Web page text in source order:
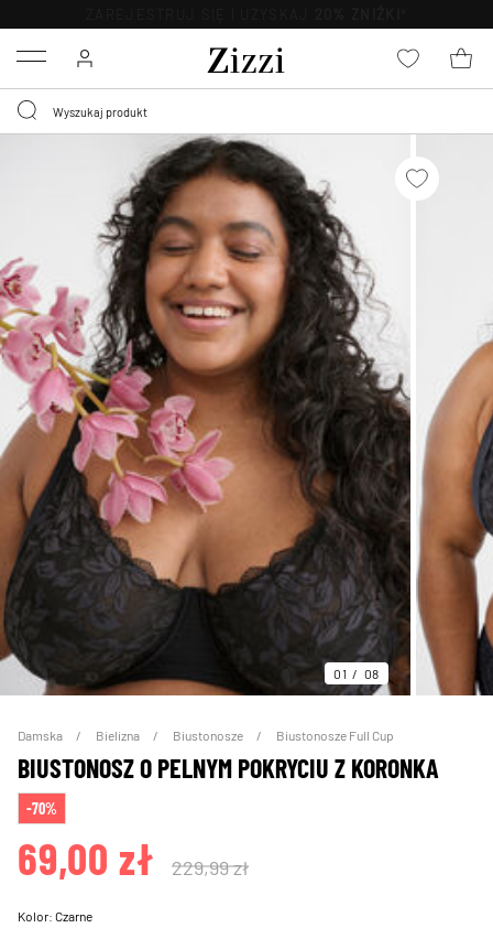
Menu
01 08
Damska Bielizna Biustonosze Biustonosze Full Cup
BIUSTONOSZ O PELNYM POKRYCIU Z KORONKA
-70%
69,00 zł 229,99 zł
Kolor:Czarne